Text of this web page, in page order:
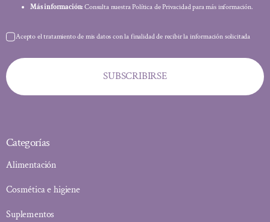
Más información: Consulta nuestra Política de Privacidad para más información.
Acepto el tratamiento de mis datos con la finalidad de recibir la información solicitada
SUBSCRIBIRSE
Categorías
Alimentación
Cosmética e higiene
Suplementos